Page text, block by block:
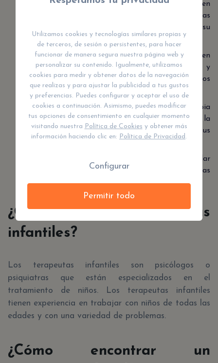
Terapia psicoanalítica
: Esta terapia se centra en
ayudar al niño a comprender sus experiencias
inconscientes y cómo estas experiencias afectan su
Terapia conductual: Esta terapia se centra en
ayudar al niño a aprender nuevas habilidades y
comportamientos para reemplazar los
comportamientos problemáticos.
Terapia cognitiva-conductual: Esta terapia
combina elementos de la terapia conductual y la
terapia cognitiva para ayudar al niño a cambiar sus
: Esta terapia se centra en ayudar
a la familia a comprender y manejar los problemas
del niño.
¿Quiénes son los terapeutas
infantiles?
Los terapeutas infantiles son psicólogos o
psiquiatras que están especializados en el
tratamiento de niños. Los terapeutas infantiles
tienen experiencia en trabajar con niños de todas las
edades y con una variedad de problemas.
¿Cómo encontrar un
Utilizamos cookies y tecnologías similares propias y
de terceros, de sesión o persistentes, para hacer
funcionar de manera segura nuestra página web y
personalizar su contenido. Igualmente, utilizamos
cookies para medir y obtener datos de la navegación
que realizas y para ajustar la publicidad a tus gustos
y preferencias. Puedes configurar y aceptar el uso de
cookies a continuación. Asimismo, puedes modificar
tus opciones de consentimiento en cualquier momento
visitando nuestra Política de Cookies y obtener más
información haciendo clic en: Política de Privacidad .
Configurar
Permitir todo